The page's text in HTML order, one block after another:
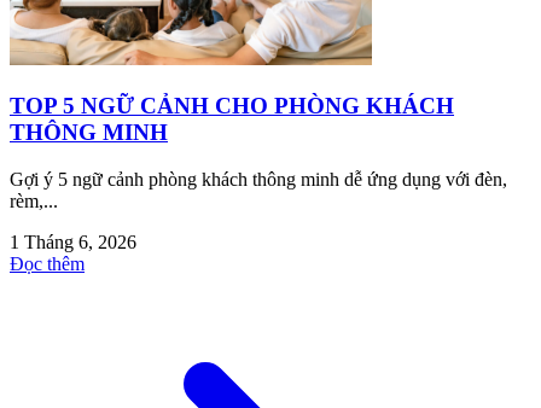
TOP 5 NGỮ CẢNH CHO PHÒNG KHÁCH
THÔNG MINH
Gợi ý 5 ngữ cảnh phòng khách thông minh dễ ứng dụng với đèn,
rèm,...
1 Tháng 6, 2026
Đọc thêm